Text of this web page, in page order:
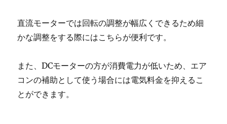
直流モーターでは回転の調整が幅広くできるため細
かな調整をする際にはこちらが便利です。
また、DCモーターの方が消費電力が低いため、エア
コンの補助として使う場合には電気料金を抑えるこ
とができます。